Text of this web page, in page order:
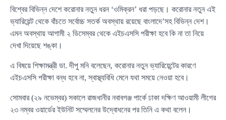
বিশ্বের বিভিন্ন দেশে করোনার নতুন ধরন ‘ওমিক্রন’ ধরা পড়ছে। করোনার নতুন এই
ভ্যারিয়েন্ট থেকে বাঁচতে সর্বোচ্চ সতর্ক অবস্থায় রয়েছে বাংলাদে’সহ বিভিন্ন দেশ।
এমন অবস্থায় আগামী ২ ডিসেম্বর থেকে এইচএসসি পরীক্ষা হবে কি না তা নিয়ে
দেখা দিয়েছে শঙ্কা।
এ বিষয়ে শিক্ষামন্ত্রী ডা. দীপু মনি বলেছেন, করোনার নতুন ভ্যারিয়েন্টের কারণে
এইচএসসি পরীক্ষা বন্ধ হবে না, স্বাস্থ্যবিধি মেনে যথা সময়ে নেওয়া হবে।
সোমবার (২৯ নভেম্বর) সকালে রাজধানীর নবাবগঞ্জ পার্কে ঢাকা দক্ষিণ আওয়ামী লীগের
২৩ নম্বর ওয়ার্ডের ইউনিট সম্মেলনের উদ্বোধনের পর তিনি এ কথা বলেন।